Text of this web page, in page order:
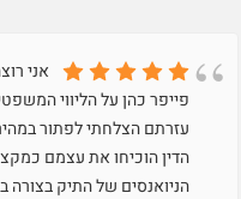
אני
פייפר כהן על הליווי
עזרתם הצלחתי לפתור
הדין הוכיחו את עצמם
הניואנסים של התיק בצורה